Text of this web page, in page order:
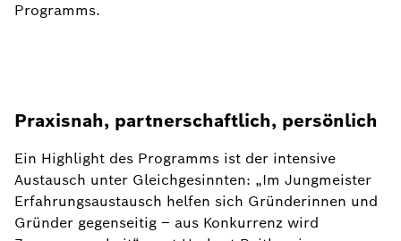
Programms.
Praxisnah, partnerschaftlich, persönlich
Ein Highlight des Programms ist der intensive
Austausch unter Gleichgesinnten: „Im Jungmeister
Erfahrungsaustausch helfen sich Gründerinnen und
Gründer gegenseitig – aus Konkurrenz wird